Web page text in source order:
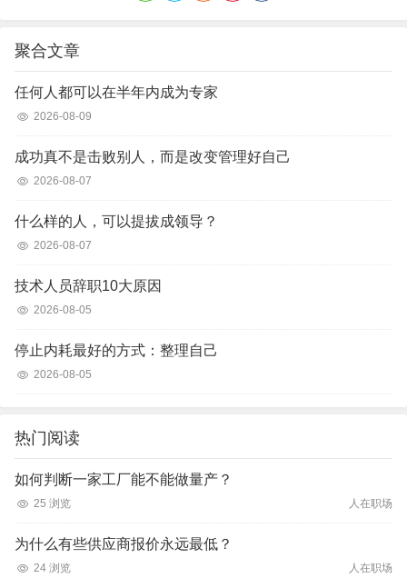
聚合文章
任何人都可以在半年内成为专家
2026-08-09
成功真不是击败别人，而是改变管理好自己
2026-08-07
什么样的人，可以提拔成领导？
2026-08-07
技术人员辞职10大原因
2026-08-05
停止内耗最好的方式：整理自己
2026-08-05
热门阅读
如何判断一家工厂能不能做量产？
25 浏览 人在职场
为什么有些供应商报价永远最低？
24 浏览 人在职场